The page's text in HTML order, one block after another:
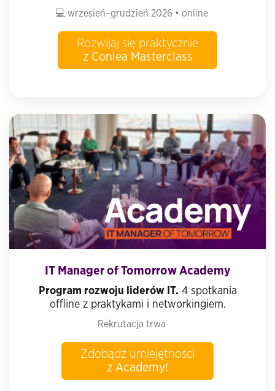
💻 wrzesień–grudzień 2026 • online
Rozwijaj się praktycznie
z Conlea Masterclass
IT Manager of Tomorrow Academy
Program rozwoju liderów IT. 4 spotkania
offline z praktykami i networkingiem.
Rekrutacja trwa
Zdobądź umiejętności
z Academy!